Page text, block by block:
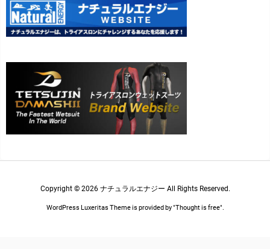
Copyright © 2026 ナチュラルエナジー All Rights Reserved.
WordPress Luxeritas Theme is provided by "Thought is free".